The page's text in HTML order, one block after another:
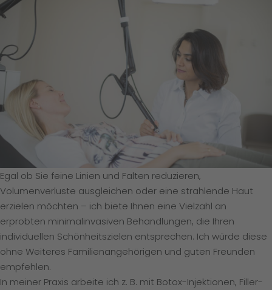
Egal ob Sie feine Linien und Falten reduzieren,
Volumenverluste ausgleichen oder eine strahlende Haut
erzielen möchten – ich biete Ihnen eine Vielzahl an
erprobten minimalinvasiven Behandlungen, die Ihren
individuellen Schönheitszielen entsprechen. Ich würde diese
ohne Weiteres Familienangehörigen und guten Freunden
empfehlen.
In meiner Praxis arbeite ich z. B. mit Botox-Injektionen, Filler-